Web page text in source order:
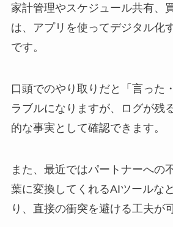
家計管理やスケジュール共有、
は、アプリを使ってデジタル化
です。
口頭でのやり取りだと「言った
ラブルになりますが、ログが残
的な事実として確認できます。
また、最近ではパートナーへの
葉に変換してくれるAIツールな
り、直接の衝突を避ける工夫が